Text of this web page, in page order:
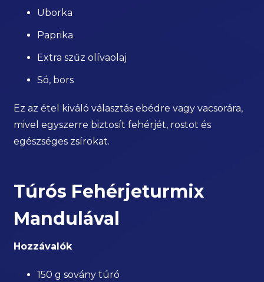
Uborka
Paprika
Extra szűz olívaolaj
Só, bors
Ez az étel kiváló választás ebédre vagy vacsorára,
mivel egyszerre biztosít fehérjét, rostot és
egészséges zsírokat.
Túrós Fehérjeturmix
Mandulával
Hozzávalók
150 g sovány túró